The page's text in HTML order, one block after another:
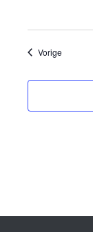
Vorige